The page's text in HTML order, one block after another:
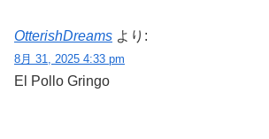
OtterishDreams より:
8月 31, 2025 4:33 pm
El Pollo Gringo